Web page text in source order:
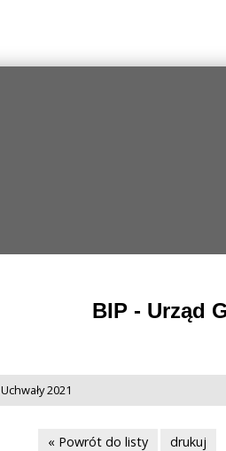
BIP - Urząd
Uchwały 2021
« Powrót do listy drukuj